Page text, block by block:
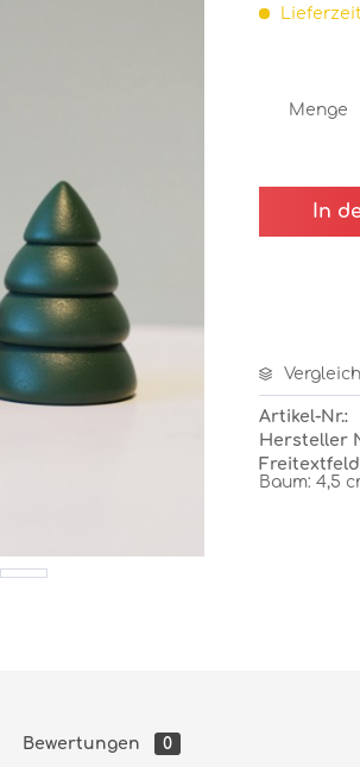
Menge
In
Artikel-Nr.:
Hersteller
Freitextfeld
Baum: 4,5
Bewertungen 0